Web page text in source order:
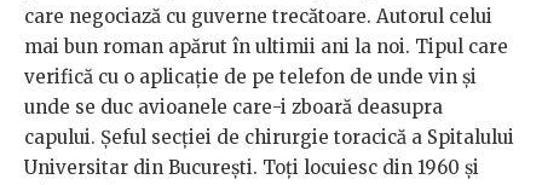
care negociază cu guverne trecătoare. Autorul celui
mai bun roman apărut în ultimii ani la noi. Tipul care
verifică cu o aplicație de pe telefon de unde vin și
unde se duc avioanele care-i zboară deasupra
capului. Șeful secției de chirurgie toracică a Spitalului
Universitar din București. Toți locuiesc din 1960 și